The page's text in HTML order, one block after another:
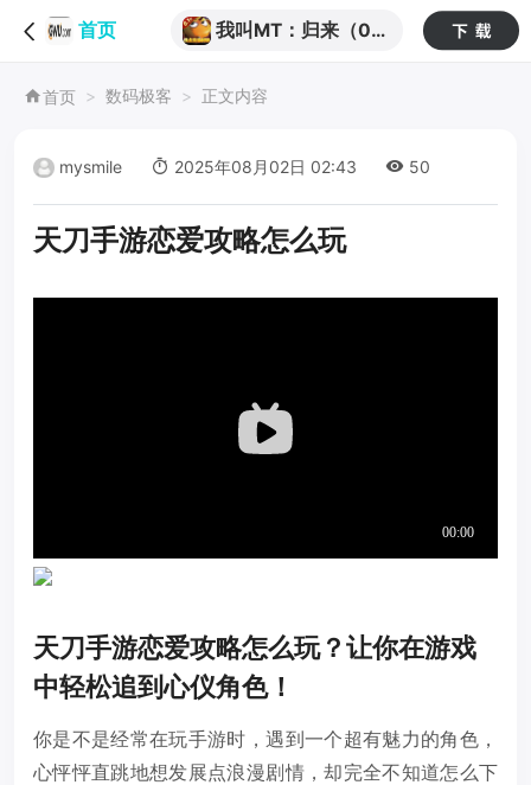
首页
我叫MT：归来（0.1
首页 数码极客 正文内容
mysmile 2025年08月02日 02:43 50
天刀手游恋爱攻略怎么玩
天刀手游恋爱攻略怎么玩？让你在游戏
中轻松追到心仪角色！
你是不是经常在玩手游时，遇到一个超有魅力的角色，
心怦怦直跳地想发展点浪漫剧情，却完全不知道怎么下